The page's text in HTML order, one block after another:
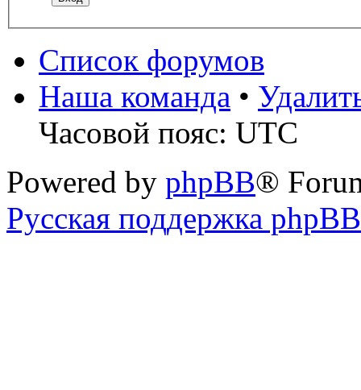
Список форумов
Наша команда •
Часовой пояс: UTC
Powered by phpBB®
Русская поддержка phpBB